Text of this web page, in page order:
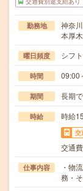
交通費別途支給あり
勤務地
神奈
本厚
曜日頻度 シフ
時間 09:00
期間 長期
時給 時給
交
交通
仕事内容
・物
務・